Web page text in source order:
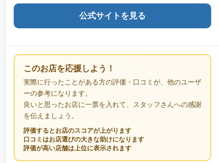
公式サイトを見る
このお店を応援しよう！
実際に行ったことがある方の評価・口コミが、他のユーザ
ーの参考になります。
良いと思ったお店に一票を入れて、スタッフさんへの感謝
を伝えましょう。
評価するとお店のスコアが上がります
口コミはお店選びの大きな助けになります
評価が高い店舗は上位に表示されます